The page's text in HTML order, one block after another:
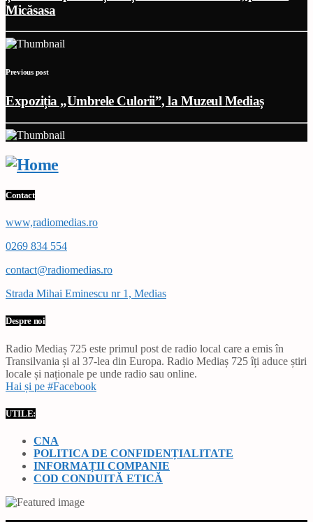
Micăsasa
Previous post
Expoziția „Umbrele Culorii”, la Muzeul Mediaș
Contact
www,radiomedias.ro
0269 834 554
contact@radiomedias.ro
Strada Mihai Eminescu nr 1, Medias
Despre noi
Radio Mediaș 725 este primul post de radio local care a emis în
Transilvania și al 37-lea din Europa. Radio Mediaș 725 îți aduce știri
locale și naționale pe unde radio sau online.
Hai și pe #Facebook
UTILE:
CNA
POLITICA DE CONFIDENȚIALITATE
INFORMAȚII COMPANIE
COD CONDUITĂ ETICĂ